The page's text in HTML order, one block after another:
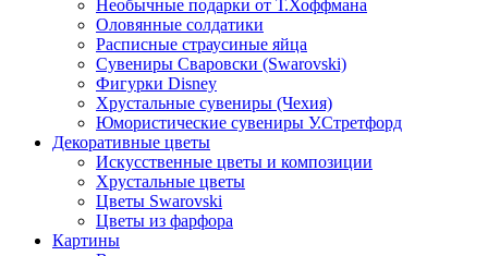
Необычные подарки от Т.Хоффмана
Оловянные солдатики
Расписные страусиные яйца
Сувениры Сваровски (Swarovski)
Фигурки Disney
Хрустальные сувениры (Чехия)
Юмористические сувениры У.Стретфорд
Декоративные цветы
Искусственные цветы и композиции
Хрустальные цветы
Цветы Swarovski
Цветы из фарфора
Картины